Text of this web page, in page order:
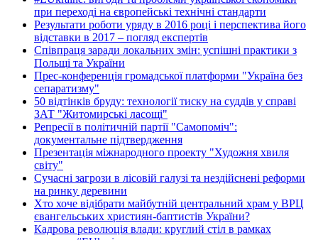
при переході на європейські технічні стандарти
Результати роботи уряду в 2016 році і перспектива його
відставки в 2017 – погляд експертів
Співпраця заради локальних змін: успішні практики з
Польщі та України
Прес-конференція громадської платформи "Україна без
сепаратизму"
50 відтінків бруду: технології тиску на суддів у справі
ЗАТ "Житомирські ласощі"
Репресії в політичній партії "Самопоміч":
документальне підтвердження
Презентація міжнародного проекту "Художня хвиля
світу"
Сучасні загрози в лісовій галузі та нездійснені реформи
на ринку деревини
Хто хоче відібрати майбутній центральний храм у ВРЦ
євангельських християн-баптистів України?
Кадрова революція влади: круглий стіл в рамках